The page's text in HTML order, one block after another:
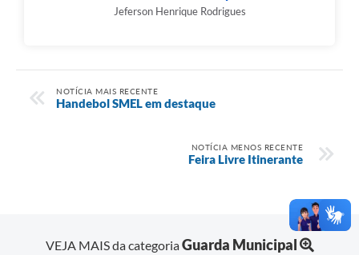
Jeferson Henrique Rodrigues
NOTÍCIA MAIS RECENTE
Handebol SMEL em destaque
NOTÍCIA MENOS RECENTE
Feira Livre Itinerante
VEJA MAIS da categoriaGuarda Municipal